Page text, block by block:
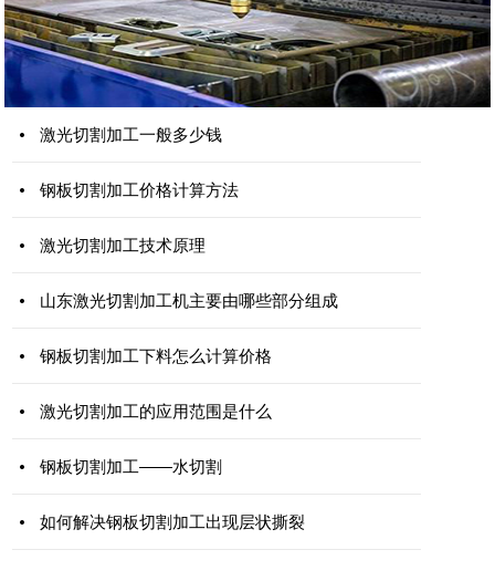
激光切割加工一般多少钱
钢板切割加工价格计算方法
激光切割加工技术原理
山东激光切割加工机主要由哪些部分组成
钢板切割加工下料怎么计算价格
激光切割加工的应用范围是什么
钢板切割加工——水切割
如何解决钢板切割加工出现层状撕裂